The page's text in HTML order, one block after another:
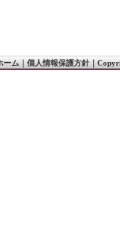
ーム｜ 個人情報保護方針｜